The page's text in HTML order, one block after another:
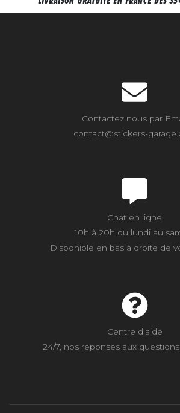
Contactez nous par
contact@stickers-
Chat en ligne
10h à 20h du lundi au
Disponible en bas à droite de
Centre d'aide
24/7, nos réponses aux